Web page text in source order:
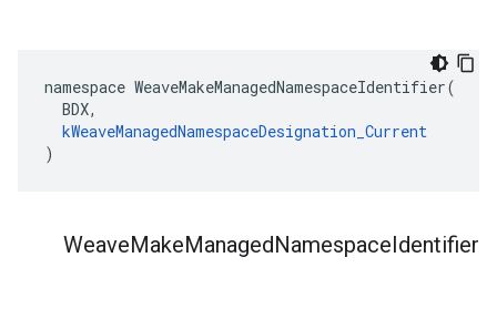
namespace WeaveMakeManagedNamespaceIdentifier(
  BDX,
kWeaveManagedNamespaceDesignation_Current
)
WeaveMakeManagedNamespaceIdentifier